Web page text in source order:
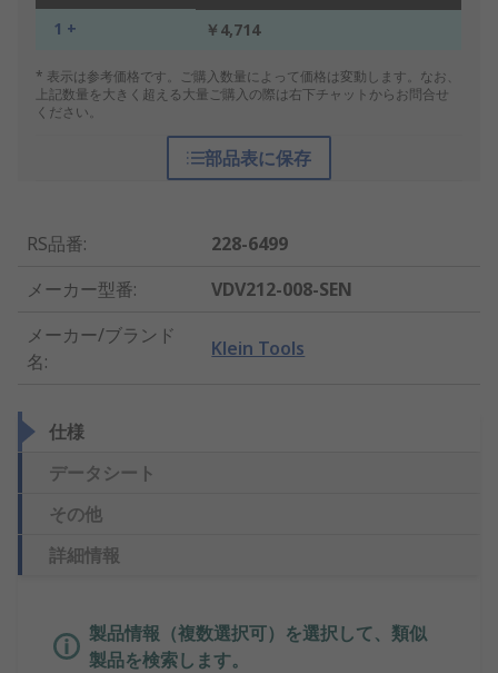
1 + ￥4,714
* 表示は参考価格です。ご購入数量によって価格は変動します。なお、
上記数量を大きく超える大量ご購入の際は右下チャットからお問合せ
ください。
部品表に保存
RS品番:
228-6499
メーカー型番:
VDV212-008-SEN
メーカー/ブランド
名:
Klein Tools
仕様
データシート
その他
詳細情報
製品情報（複数選択可）を選択して、類似
製品を検索します。